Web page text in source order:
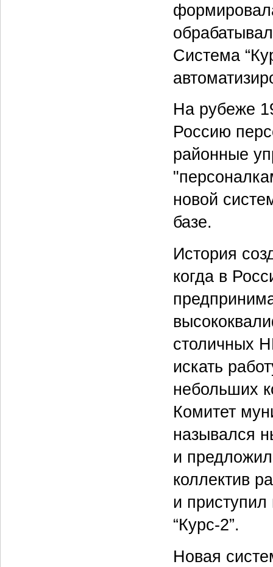
Система
На рубеже
Россию
районные
новой
базе.
История
когда в
столичных
искать
небольших
Комитет
назывался
и
коллектив
и
“Курс-2”.
Новая